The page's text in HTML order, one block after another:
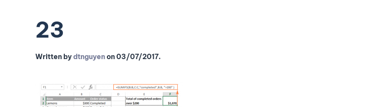
23
Written bydtnguyenon03/07/2017.